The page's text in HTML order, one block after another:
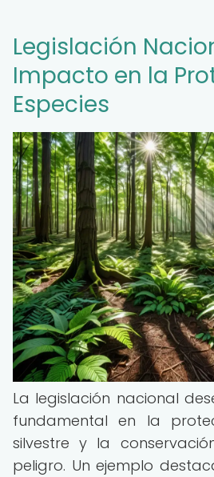
Legislación
Impacto en la
Especies
La legislación nacional
fundamental en la
silvestre y la
peligro. Un ejemplo